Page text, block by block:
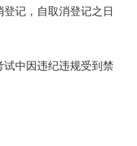
记，自取消登记之日
试中因违纪违规受到禁